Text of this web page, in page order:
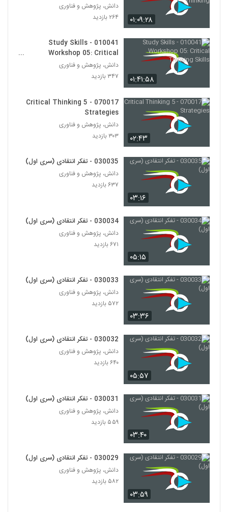
52
53
030053 - نظریه دانش
۵۲۵ بازدید
030054 - نظریه دانش
55
030055 - نظریه دانش
۴۸۵ بازدید
030056 - تناقض ادراک
۵۷۰ بازدید
030057 - تناقض ادراک
58
030058 - فلسفه زبان
۵۴۵ بازدید
030059 - فلسفه زبان
۵۴۷ بازدید
030060 - فلسفه زبان
61
030061 - فلسفه زبان
030062 - فلسفه زبان
030063 - فلسفه زبان
۵۹۴ بازدید
۰۱:۰۹:۲۸
دانش، پژوهش و فناوری
۲۶۴ بازدید
۰۱:۴۱:۵۸
010041 - Study Skills
Workshop 05: Critical
Thinking Skills
دانش، پژوهش و فناوری
۳۴۷ بازدید
۰۲:۴۳
070017 - 5 Critical Thinking
Strategies
دانش، پژوهش و فناوری
۳۰۳ بازدید
۰۳:۱۶
030035 - تفکر انتقادی (سری اول)
دانش، پژوهش و فناوری
۶۳۷ بازدید
۰۵:۱۵
030034 - تفکر انتقادی (سری اول)
دانش، پژوهش و فناوری
۶۷۱ بازدید
۰۳:۳۶
030033 - تفکر انتقادی (سری اول)
دانش، پژوهش و فناوری
۵۷۲ بازدید
۰۵:۵۷
030032 - تفکر انتقادی (سری اول)
دانش، پژوهش و فناوری
۶۴۰ بازدید
۰۳:۴۰
030031 - تفکر انتقادی (سری اول)
دانش، پژوهش و فناوری
۵۵۹ بازدید
۰۳:۵۹
030029 - تفکر انتقادی (سری اول)
دانش، پژوهش و فناوری
۵۸۲ بازدید